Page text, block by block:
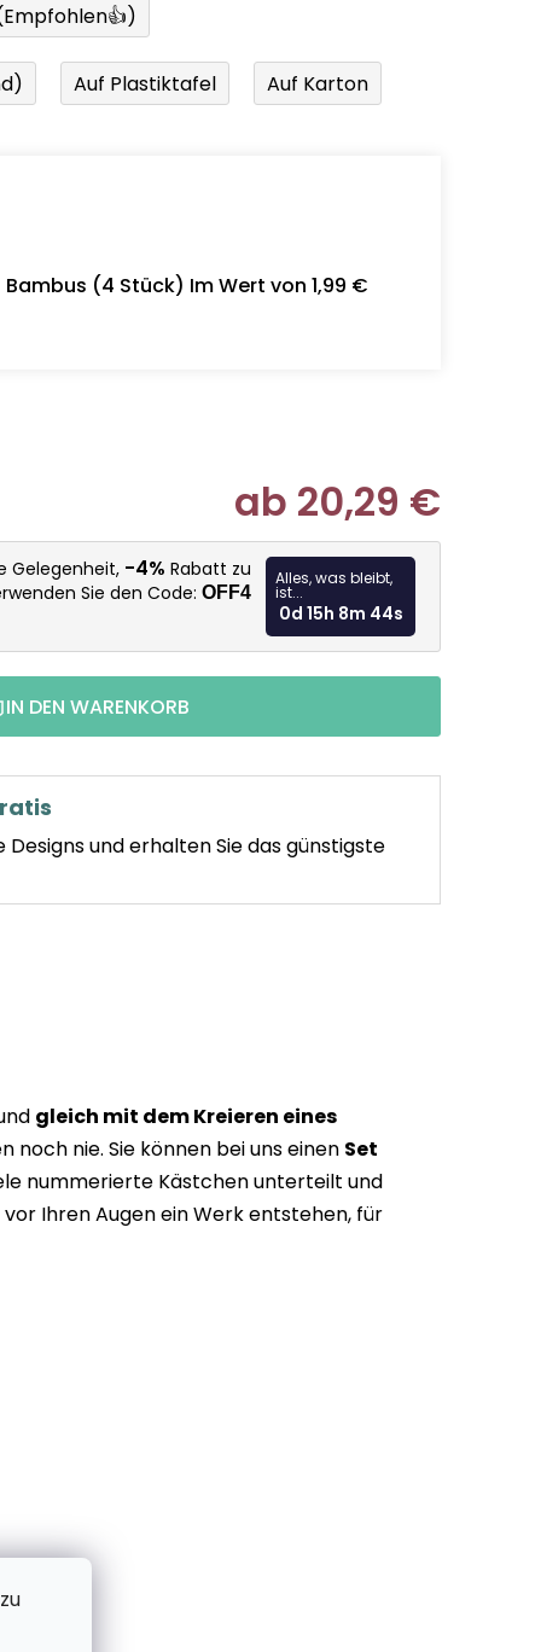
Auf Plastiktafel Auf Karton
(4 Stück) Im Wert von 1,99 €
ab 20,29 €
Gelegenheit, -4% Rabatt zu
Sie den Code: OFF4
Alles, was bleibt,
ist...
0d 15h 8m 43s
IN DEN WARENKORB
Designs und erhalten Sie das günstigste
gleich mit dem Kreieren eines
noch nie. Sie können bei uns einen Set
nummerierte Kästchen unterteilt und
Ihren Augen ein Werk entstehen, für